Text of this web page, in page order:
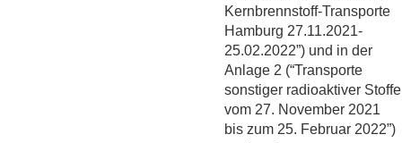
Kernbrennstoff-Transporte
Hamburg 27.11.2021-
25.02.2022”) und in der
Anlage 2 (“Transporte
sonstiger radioaktiver Stoffe
vom 27. November 2021
bis zum 25. Februar 2022”)